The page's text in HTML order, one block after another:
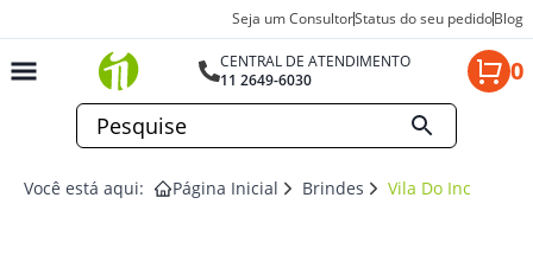
Seja um ConsultorStatus do seu pedidoBlog
CENTRAL DE ATENDIMENTO
11 2649-6030
0
Você está aqui: Página Inicial Brindes Vila Do Incra